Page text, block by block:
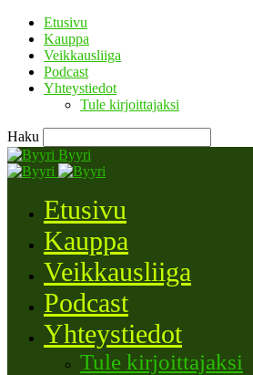
Etusivu
Kauppa
Veikkausliiga
Podcast
Yhteystiedot
Tule kirjoittajaksi
Haku
Byyri
Etusivu
Kauppa
Veikkausliiga
Podcast
Yhteystiedot
Tule kirjoittajaksi